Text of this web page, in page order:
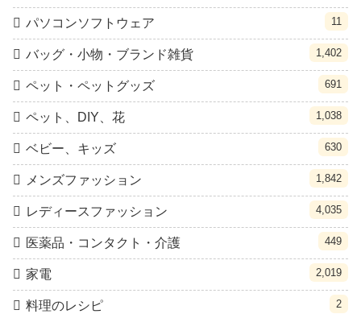
パソコンソフトウェア 11
バッグ・小物・ブランド雑貨 1,402
ペット・ペットグッズ 691
ペット、DIY、花 1,038
ベビー、キッズ 630
メンズファッション 1,842
レディースファッション 4,035
医薬品・コンタクト・介護 449
家電 2,019
料理のレシピ 2